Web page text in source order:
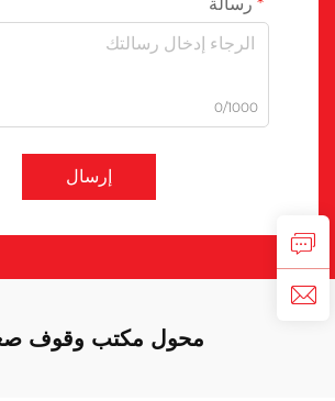
رسالة
0/1000
إرسال
محول مكتب وقوف